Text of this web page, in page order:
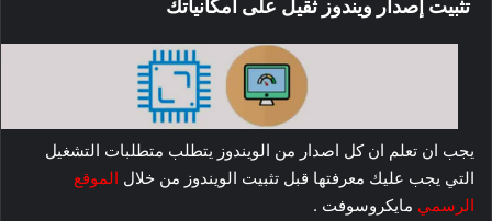
تثبيت إصدار ويندوز ثقيل على امكانياتك
يجب ان تعلم ان كل اصدار من الويندوز يتطلب متطلبات التشغيل
التي يجب عليك معرفتها قبل تثبيت الويندوز من خلال الموقع
الرسمي مايكروسوفت .